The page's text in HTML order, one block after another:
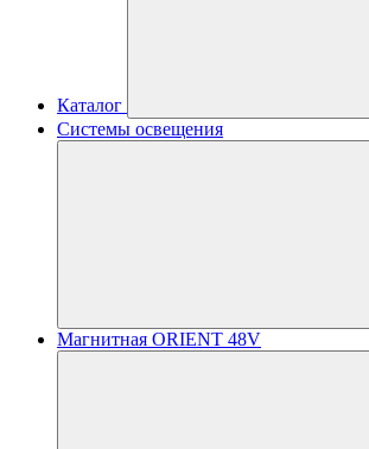
Каталог
Системы освещения
Магнитная ORIENT 48V